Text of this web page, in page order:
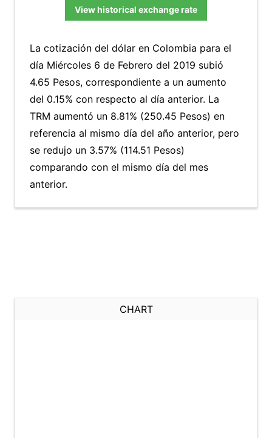
View historical exchange rate
La cotización del dólar en Colombia para el
día Miércoles 6 de Febrero del 2019 subió
4.65 Pesos, correspondiente a un aumento
del 0.15% con respecto al día anterior. La
TRM aumentó un 8.81% (250.45 Pesos) en
referencia al mismo día del año anterior, pero
se redujo un 3.57% (114.51 Pesos)
comparando con el mismo día del mes
anterior.
CHART